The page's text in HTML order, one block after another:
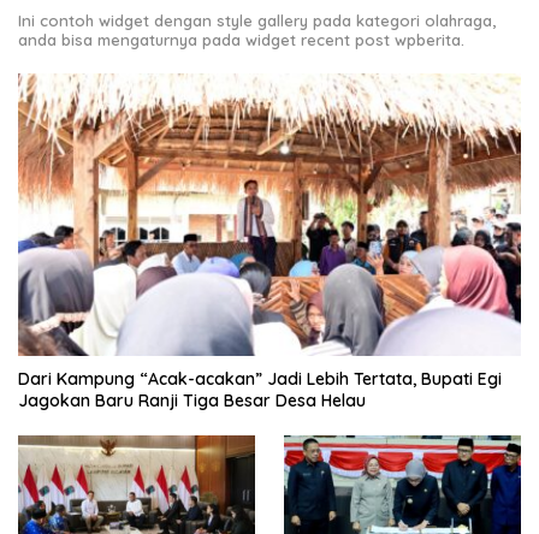
Ini contoh widget dengan style gallery pada kategori olahraga,
anda bisa mengaturnya pada widget recent post wpberita.
Dari Kampung “Acak-acakan” Jadi Lebih Tertata, Bupati Egi
Jagokan Baru Ranji Tiga Besar Desa Helau